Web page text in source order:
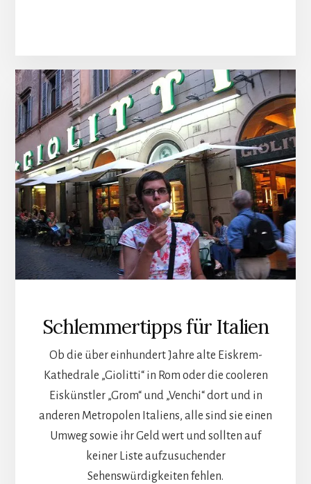
Schlemmertipps für Italien
Ob die über einhundert Jahre alte Eiskrem-
Kathedrale „Giolitti“ in Rom oder die cooleren
Eiskünstler „Grom“ und „Venchi“ dort und in
anderen Metropolen Italiens, alle sind sie einen
Umweg sowie ihr Geld wert und sollten auf
keiner Liste aufzusuchender
Sehenswürdigkeiten fehlen.